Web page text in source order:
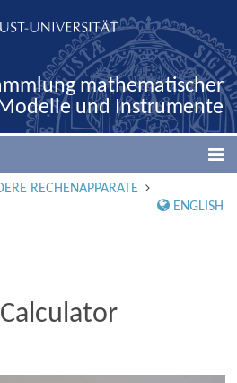
mathematischer
und Instrumente
RECHENAPPARATE
ENGLISH